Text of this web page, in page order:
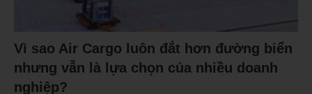
Vì sao Air Cargo luôn đắt hơn đường biển
nhưng vẫn là lựa chọn của nhiều doanh
nghiệp?